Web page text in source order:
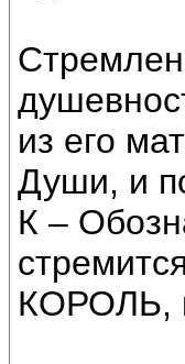
из его
Души, и
К –
КОРОЛЬ,